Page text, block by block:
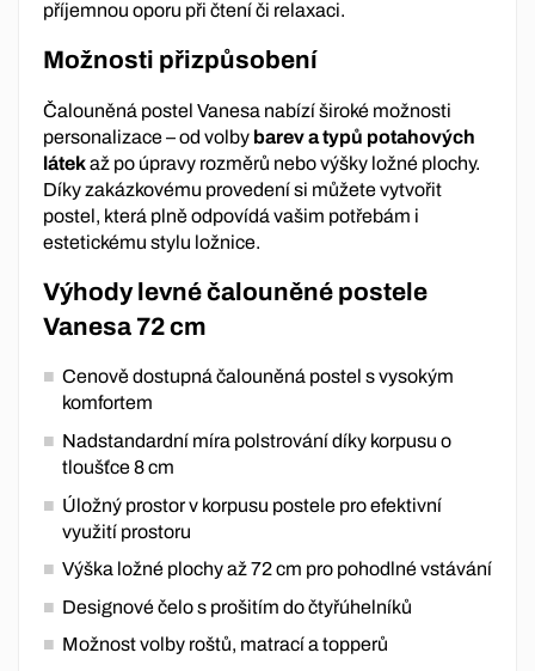
příjemnou oporu při čtení či relaxaci.
Možnosti přizpůsobení
Čalouněná postel Vanesa nabízí široké možnosti
personalizace – od volby barev a typů potahových
látekaž po úpravy rozměrů nebo výšky ložné plochy.
Díky zakázkovému provedení si můžete vytvořit
postel, která plně odpovídá vašim potřebám i
estetickému stylu ložnice.
Výhody levné čalouněné postele
Vanesa 72 cm
Cenově dostupná čalouněná postel s vysokým
komfortem
Nadstandardní míra polstrování díky korpusu o
tloušťce 8 cm
Úložný prostor v korpusu postele pro efektivní
využití prostoru
Výška ložné plochy až 72 cm pro pohodlné vstávání
Designové čelo s prošitím do čtyřúhelníků
Možnost volby roštů, matrací a topperů